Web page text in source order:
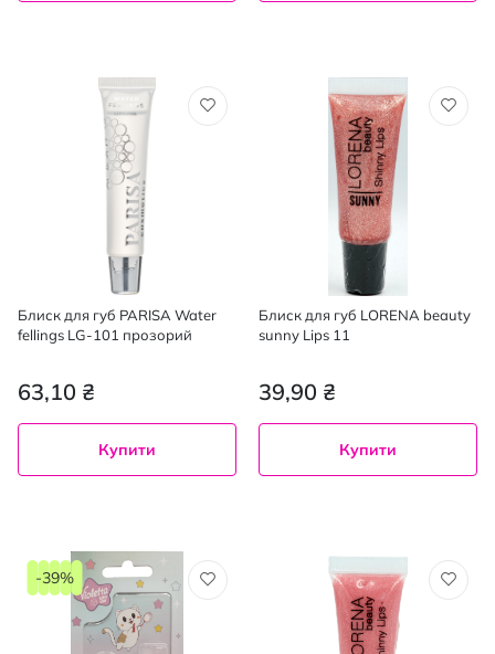
Блиск для губ PARISA Water
fellings LG-101 прозорий
63,10 ₴
Купити
Блиск для губ LORENA beauty
sunny Lips 11
39,90 ₴
Купити
-39%